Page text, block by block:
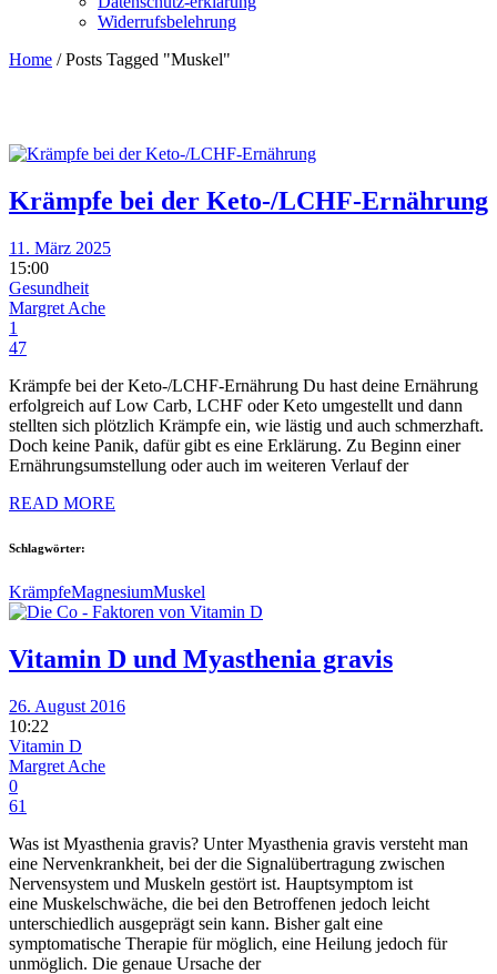
Widerrufsbelehrung
Home /Posts Tagged "Muskel"
Krämpfe bei der Keto-/LCHF-Ernährung
11. März 2025
15:00
Gesundheit
Margret Ache
1
47
Krämpfe bei der Keto-/LCHF-Ernährung Du hast deine Ernährung
erfolgreich auf Low Carb, LCHF oder Keto umgestellt und dann
stellten sich plötzlich Krämpfe ein, wie lästig und auch schmerzhaft.
Doch keine Panik, dafür gibt es eine Erklärung. Zu Beginn einer
Ernährungsumstellung oder auch im weiteren Verlauf der
READ MORE
Schlagwörter:
KrämpfeMagnesiumMuskel
Vitamin D und Myasthenia gravis
26. August 2016
10:22
Vitamin D
Margret Ache
0
61
Was ist Myasthenia gravis? Unter Myasthenia gravis versteht man
eine Nervenkrankheit, bei der die Signalübertragung zwischen
Nervensystem und Muskeln gestört ist. Hauptsymptom ist
eine Muskelschwäche, die bei den Betroffenen jedoch leicht
unterschiedlich ausgeprägt sein kann. Bisher galt eine
symptomatische Therapie für möglich, eine Heilung jedoch für
unmöglich. Die genaue Ursache der